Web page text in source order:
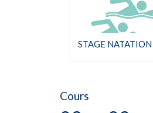
STAGE NATATION
Cours